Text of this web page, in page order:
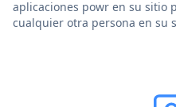
aplicaciones powr en su sitio
cualquier otra persona en su